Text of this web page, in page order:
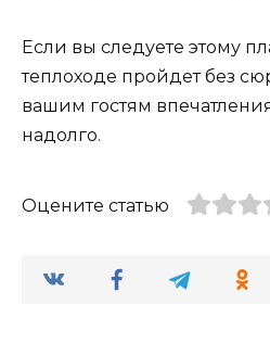
Если вы следуете этому
теплоходе пройдет без
вашим гостям
надолго.
Оцените статью